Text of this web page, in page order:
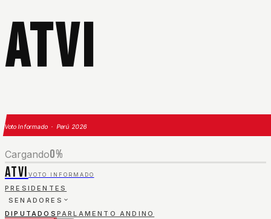
ATVI
Voto Informado · Perú 2026
Cargando0%
ATVI VOTO INFORMADO
PRESIDENTES
SENADORES
DIPUTADOS PARLAMENTO ANDINO